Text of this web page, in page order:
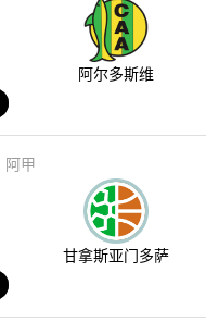
阿尔多斯维
阿甲
甘拿斯亚门多萨